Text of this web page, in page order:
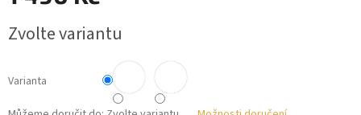
cena:
Zvolte variantu
Varianta